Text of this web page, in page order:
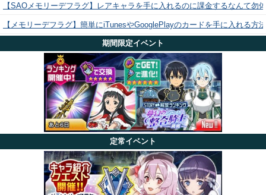
【SAOメモリーデフラグ】レアキャラを手に入れるのに課金するなんて勿
【メモリーデフラグ】簡単にiTunesやGooglePlayのカードを手に入れる方
期間限定イベント
定常イベント